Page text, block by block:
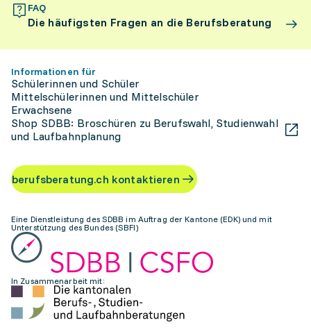
FAQ
Die häufigsten Fragen an die Berufsberatung
Informationen für
Schülerinnen und Schüler
Mittelschülerinnen und Mittelschüler
Erwachsene
Shop SDBB: Broschüren zu Berufswahl, Studienwahl
und Laufbahnplanung
berufsberatung.ch kontaktieren
Eine Dienstleistung des SDBB im Auftrag der Kantone (EDK) und mit
Unterstützung des Bundes (SBFI)
In Zusammenarbeit mit: